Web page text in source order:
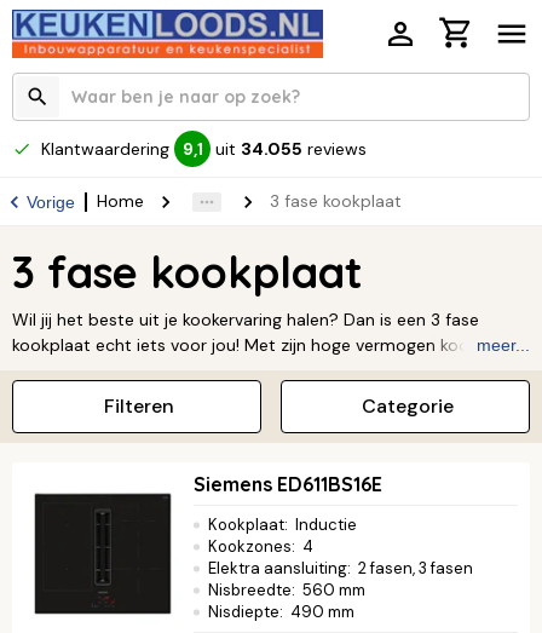
Klantwaardering 9,1 uit 34.055 reviews
Vorige Home 3 fase kookplaat
3 fase kookplaat
Wil jij het beste uit je kookervaring halen? Dan is een 3 fase
kookplaat echt iets voor jou! Met zijn hoge vermogen kook je
bent of een groot gezin hebt. Of je nu een uitgebreid diner op
tafel zet of even snel iets opwarmt, een 3 fase kookplaat geeft
je de kracht en flexibiliteit die je nodig hebt. Bij Keukenloods
hebben we een groot assortiment aan moderne en stijlvolle
modellen. Kom langs en ontdek vandaag nog de perfecte
kookplaat voor jouw keuken.
meer...
Categorie
Filteren
Siemens ED611BS16E
Kookplaat: Inductie
Kookzones: 4
Elektra aansluiting: 2 fasen, 3 fasen
Nisbreedte: 560 mm
Nisdiepte: 490 mm